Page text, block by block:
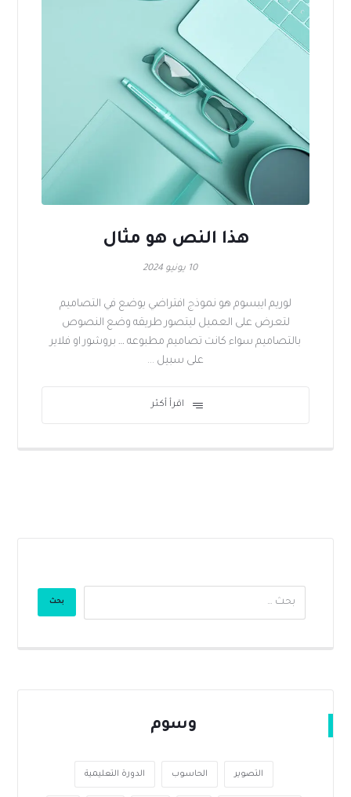
هذا النص هو مثال
10 يونيو 2024
لوريم ايبسوم هو نموذج افتراضي يوضع في التصاميم
لتعرض على العميل ليتصور طريقه وضع النصوص
بالتصاميم سواء كانت تصاميم مطبوعه … بروشور او فلاير
على سبيل ...
اقرأ أكثر
وسوم
التصوير الحاسوب الدورة التعليمية